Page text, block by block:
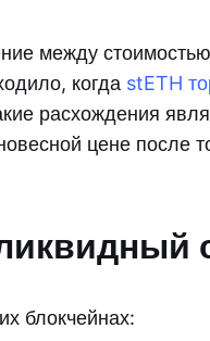
между
когда stETH
расхождения
цене после
блокчейнах: